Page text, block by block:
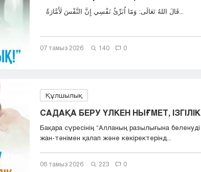
قَالَ اللهُ تَعَالَى: وَمَٓا اُبَرِّئُ نَفْسِي إِنَّ النَّفْسَ لَأَمَّارَةٌ...
07 тамыз 2026 140 0
Құлшылық
САДАҚА БЕРУ ҮЛКЕН НЫҒМЕТ, ІЗГІЛІК
Бақара сүресінің “Aлланың разылығына бөленуді
жан-тәнімен қалап және көкіректерінд...
06 тамыз 2026 223 0